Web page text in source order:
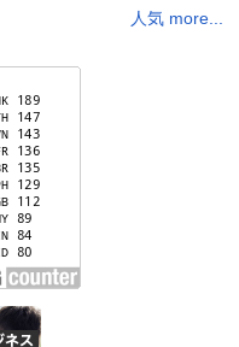
人気 more...